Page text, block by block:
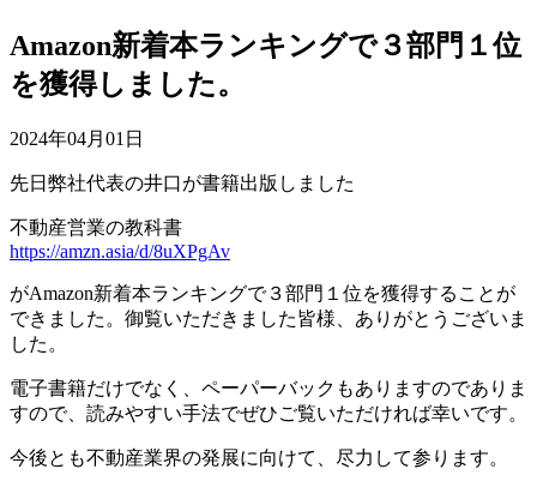
Amazon新着本ランキングで３部門１位
を獲得しました。
2024年04月01日
先日弊社代表の井口が書籍出版しました
不動産営業の教科書
https://amzn.asia/d/8uXPgAv
がAmazon新着本ランキングで３部門１位を獲得することが
できました。御覧いただきました皆様、ありがとうございま
した。
電子書籍だけでなく、ペーパーバックもありますのでありま
すので、読みやすい手法でぜひご覧いただければ幸いです。
今後とも不動産業界の発展に向けて、尽力して参ります。